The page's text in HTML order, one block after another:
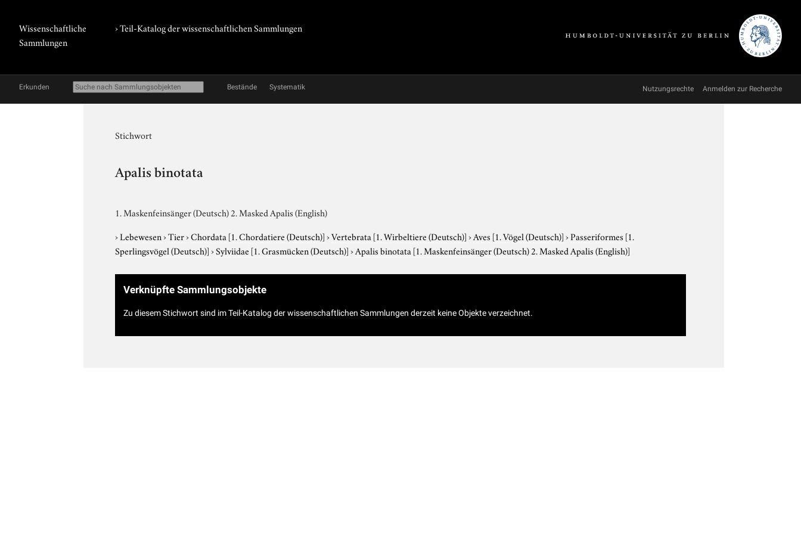
Wissenschaftliche
Sammlungen
› Teil-Katalog der wissenschaftlichen Sammlungen
Erkunden Bestände Systematik Nutzungsrechte Anmelden zur Recherche
Stichwort
Apalis binotata
1. Maskenfeinsänger (Deutsch) 2. Masked Apalis (English)
›Lebewesen›Tier›Chordata [1. Chordatiere (Deutsch)]›Vertebrata [1. Wirbeltiere (Deutsch)]›Aves [1. Vögel (Deutsch)]›Passeriformes [1.
Sperlingsvögel (Deutsch)]›Sylviidae [1. Grasmücken (Deutsch)]›Apalis binotata [1. Maskenfeinsänger (Deutsch) 2. Masked Apalis (English)]
Verknüpfte Sammlungsobjekte
Zu diesem Stichwort sind im Teil-Katalog der wissenschaftlichen Sammlungen derzeit keine Objekte verzeichnet.